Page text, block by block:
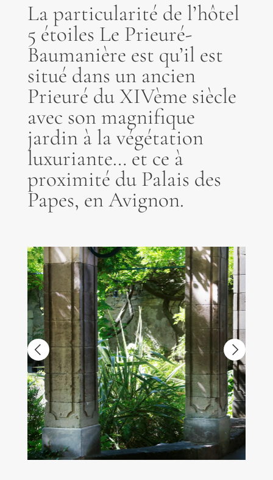
La particularité de l’hôtel
5 étoiles Le Prieuré-
Baumanière est qu’il est
situé dans un ancien
Prieuré du XIVème siècle
avec son magnifique
jardin à la végétation
luxuriante… et ce à
proximité du Palais des
Papes, en Avignon.